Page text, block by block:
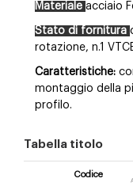
Materiale acciaio
Stato di fornitura
rotazione, n.1
Caratteristiche:
montaggio della
profilo.
Tabella titolo
Codice